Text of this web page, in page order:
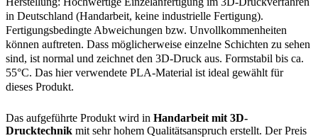
in Deutschland (Handarbeit, keine industrielle Fertigung).
Fertigungsbedingte Abweichungen bzw. Unvollkommenheiten
können auftreten. Dass möglicherweise einzelne Schichten zu sehen
sind, ist normal und zeichnet den 3D-Druck aus. Formstabil bis ca.
55°C. Das hier verwendete PLA-Material ist ideal gewählt für
dieses Produkt.
Das aufgeführte Produkt wird in Handarbeit mit 3D-
Drucktechnik mit sehr hohem Qualitätsanspruch erstellt. Der Preis